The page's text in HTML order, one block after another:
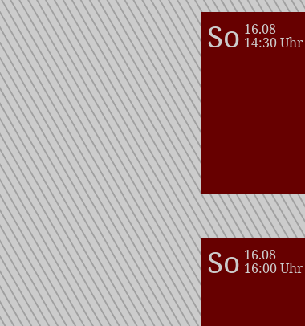
So 16.08
14:30 Uhr
So 16.08
16:00 Uhr